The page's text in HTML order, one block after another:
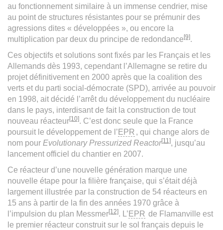
au fonctionnement similaire à un immense cendrier, mise
au point de structures résistantes pour se prémunir des
agressions dites « développées », ou encore la
multiplication par deux du principe de redondance[9].
Ces objectifs et solutions sont fixés par les Français et les
Allemands dès 1993, cependant l’Allemagne se retire du
projet définitivement en 2000 après que la coalition des
verts et du parti social-démocrate (SPD), arrivée au pouvoir
en 1998, ait décidé l’arrêt du développement du nucléaire
dans le pays, interdisant de fait la construction de tout
nouveau réacteur[10]. C’est donc seule que la France
poursuit le développement de l’ EPR , qui change alors de
nom pour Evolutionary Pressurized Reactor[11], jusqu’au
lancement officiel du chantier en 2007.
Ce réacteur d’une nouvelle génération marque une
nouvelle étape pour la filière française, qui s’était déjà
largement illustrée par la construction de 54 réacteurs en
15 ans à partir de la fin des années 1970 grâce à
l’impulsion du plan Messmer[12]. L’ EPR de Flamanville est
le premier réacteur construit sur le sol français depuis le